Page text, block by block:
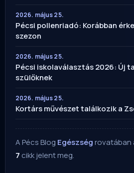
2026. május 25.
Pécsi pollenriadó: Korábban
szezon
2026. május 25.
Pécsi iskolaválasztás 2026: Új
szülőknek
2026. május 25.
Kortárs művészet találkozik a
A Pécs Blog Egészségrovatában
7 cikk jelent meg.